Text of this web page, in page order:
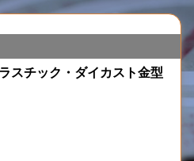
スチック・ダイカスト金型